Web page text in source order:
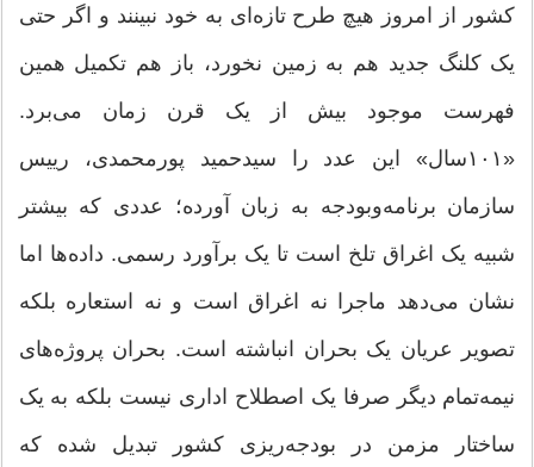
کشور از امروز هیچ طرح تازه‌ای به خود نبینند و اگر حتی
یک کلنگ جدید هم به زمین نخورد، باز هم تکمیل همین
فهرست موجود بیش از یک قرن زمان می‌برد.
«۱۰۱سال» این عدد را سیدحمید پورمحمدی، رییس
سازمان برنامه‌وبودجه به زبان آورده؛ عددی که بیشتر
شبیه یک اغراق تلخ است تا یک برآورد رسمی. داده‌ها اما
نشان می‌دهد ماجرا نه اغراق است و نه استعاره بلکه
تصویر عریان یک بحران انباشته است. بحران پروژه‌های
نیمه‌تمام دیگر صرفا یک اصطلاح اداری نیست بلکه به یک
ساختار مزمن در بودجه‌ریزی کشور تبدیل شده که